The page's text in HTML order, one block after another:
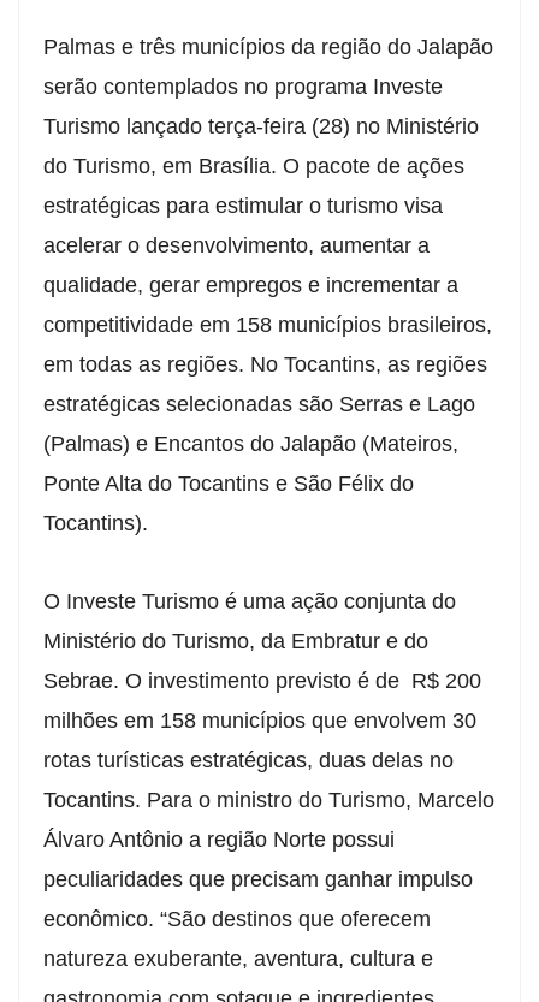
Palmas e três municípios da região do Jalapão
serão contemplados no programa Investe
Turismo lançado terça-feira (28) no Ministério
do Turismo, em Brasília. O pacote de ações
estratégicas para estimular o turismo visa
acelerar o desenvolvimento, aumentar a
qualidade, gerar empregos e incrementar a
competitividade em 158 municípios brasileiros,
em todas as regiões. No Tocantins, as regiões
estratégicas selecionadas são Serras e Lago
(Palmas) e Encantos do Jalapão (Mateiros,
Ponte Alta do Tocantins e São Félix do
Tocantins).
O Investe Turismo é uma ação conjunta do
Ministério do Turismo, da Embratur e do
Sebrae. O investimento previsto é de R$ 200
milhões em 158 municípios que envolvem 30
rotas turísticas estratégicas, duas delas no
Tocantins. Para o ministro do Turismo, Marcelo
Álvaro Antônio a região Norte possui
peculiaridades que precisam ganhar impulso
econômico. “São destinos que oferecem
natureza exuberante, aventura, cultura e